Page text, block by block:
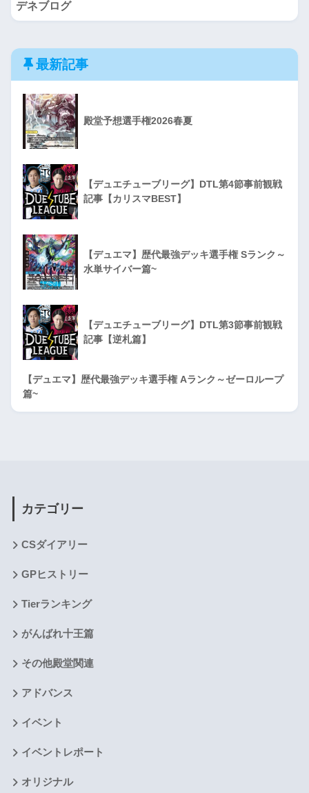
デネブログ
最新記事
殿堂予想選手権2026春夏
【デュエチューブリーグ】DTL第4節事前観戦
記事【カリスマBEST】
【デュエマ】歴代最強デッキ選手権 Sランク～
水単サイバー篇~
【デュエチューブリーグ】DTL第3節事前観戦
記事【逆札篇】
【デュエマ】歴代最強デッキ選手権 Aランク～ゼーロループ
篇~
カテゴリー
CSダイアリー
GPヒストリー
Tierランキング
がんばれ十王篇
その他殿堂関連
アドバンス
イベント
イベントレポート
オリジナル